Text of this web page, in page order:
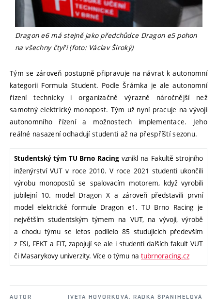
Dragon e6 má stejně jako předchůdce Dragon e5 pohon
na všechny čtyři (foto: Václav Široký)
Tým se zároveň postupně připravuje na návrat k autonomní
kategorii Formula Student. Podle Šrámka je ale autonomní
řízení technicky i organizačně výrazně náročnější než
samotný elektrický monopost. Tým už nyní pracuje na vývoji
autonomního řízení a možnostech implementace. Jeho
reálné nasazení odhadují studenti až na přespříští sezonu.
Studentský tým TU Brno Racingvznikl na Fakultě strojního
inženýrství VUT v roce 2010. V roce 2021 studenti ukončili
výrobu monopostů se spalovacím motorem, když vyrobili
jubilejní 10. model Dragon X a zároveň představili první
model elektrické formule Dragon e1. TU Brno Racing je
největším studentským týmem na VUT, na vývoji, výrobě
a chodu týmu se letos podílelo 85 studujících především
z FSI, FEKT a FIT, zapojují se ale i studenti dalších fakult VUT
či Masarykovy univerzity. Více o týmu na tubrnoracing.cz
AUTOR
IVETA HOVORKOVÁ, RADKA ŠPANIHELOVÁ